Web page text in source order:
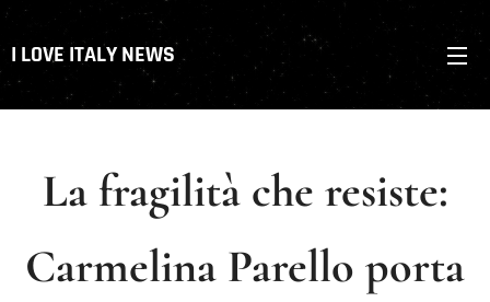
I LOVE ITALY NEWS
La fragilità che resiste:
Carmelina Parello porta